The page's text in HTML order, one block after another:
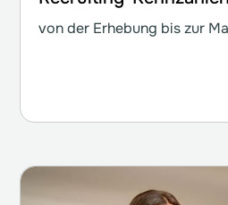
von der Erhebung bis zur